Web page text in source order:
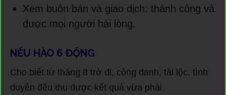
Xem buôn bán và giao dịch: thành công và
được mọi người hài lòng.
NẾU HÀO 6 ĐỘNG
Cho biết từ tháng 8 trở đi, công danh, tài lộc, tình
duyên đều thu được kết quả vừa phải.